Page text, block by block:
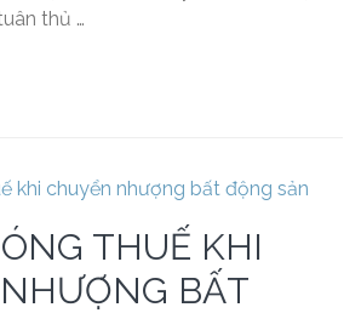
thủ …
THUẾ KHI
BẤT